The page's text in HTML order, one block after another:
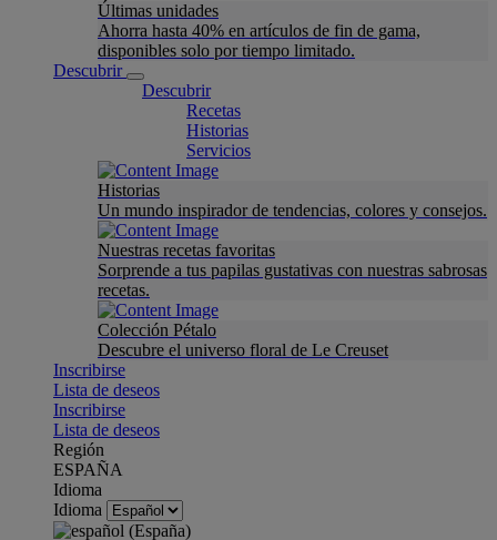
Últimas unidades
Ahorra hasta 40% en artículos de fin de gama,
disponibles solo por tiempo limitado.
Descubrir
Descubrir
Recetas
Historias
Servicios
Historias
Un mundo inspirador de tendencias, colores y consejos.
Nuestras recetas favoritas
Sorprende a tus papilas gustativas con nuestras sabrosas
recetas.
Colección Pétalo
Descubre el universo floral de Le Creuset
Inscribirse
Lista de deseos
Inscribirse
Lista de deseos
Región
ESPAÑA
Idioma
Idioma